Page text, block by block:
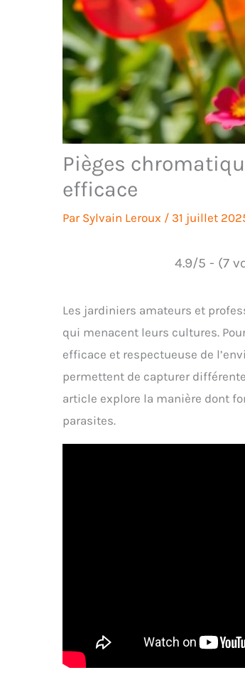
Pièges
efficace
Par Sylvain Leroux / 31 juillet
4.9/5 - (7
Les jardiniers amateurs et
qui menacent leurs cultures.
efficace et respectueuse de
permettent de capturer
article explore la manière dont
parasites.